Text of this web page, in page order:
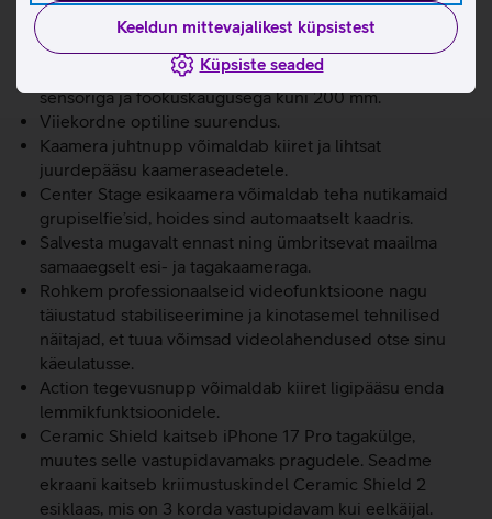
Keeldun mittevajalikest küpsistest
Küpsiste seaded
värskendussagedust ja on eredusega kuni 3000 nitti.
Võimas A19 Pro kiip koos vesijahutusega.
Võimas 48 Mpix Fusion profikaamerasüsteem suurema
sensoriga ja fookuskaugusega kuni 200 mm.
Viiekordne optiline suurendus.
Kaamera juhtnupp võimaldab kiiret ja lihtsat
juurdepääsu kaameraseadetele.
Center Stage esikaamera võimaldab teha nutikamaid
grupiselfie’sid, hoides sind automaatselt kaadris.
Salvesta mugavalt ennast ning ümbritsevat maailma
samaaegselt esi- ja tagakaameraga.
Rohkem professionaalseid videofunktsioone nagu
täiustatud stabiliseerimine ja kinotasemel tehnilised
näitajad, et tuua võimsad videolahendused otse sinu
käeulatusse.
Action tegevusnupp võimaldab kiiret ligipääsu enda
lemmikfunktsioonidele.
Ceramic Shield kaitseb iPhone 17 Pro tagakülge,
muutes selle vastupidavamaks pragudele. Seadme
ekraani kaitseb kriimustuskindel Ceramic Shield 2
esiklaas, mis on 3 korda vastupidavam kui eelkäijal.